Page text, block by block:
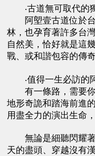
‧古道無可取代的
阿塱壹古道位於台
林，也孕育著許多台
自然美，恰好就是這
戰、或和諧包容的傳
‧值得一生必訪的
有一條路，需要你
地形奇詭和踏海前進
用盡全力的演出生命
無論是細聽閃耀著
天的盡頭、穿越沒有